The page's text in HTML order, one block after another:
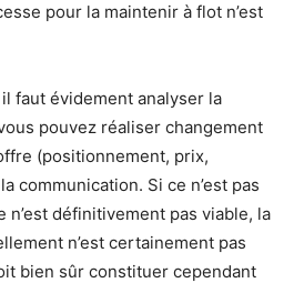
pour la maintenir à flot n’est
faut évidement analyser la
pouvez réaliser changement
(positionnement, prix,
communication. Si ce n’est pas
n’est définitivement pas viable, la
n’est certainement pas
bien sûr constituer cependant